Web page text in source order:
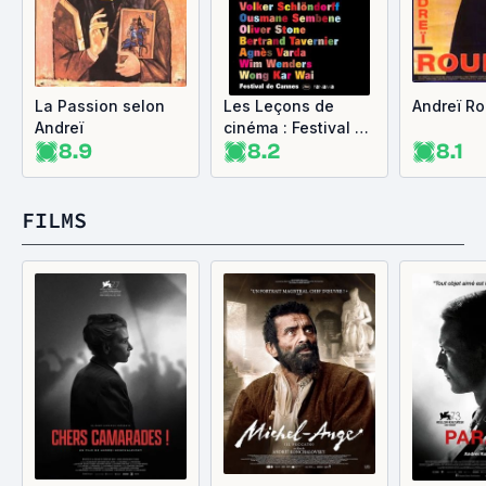
La Passion selon
Andreï
8.9
Les Leçons de
cinéma : Festival de
Cannes
8.2
Andreï
8.1
FILMS